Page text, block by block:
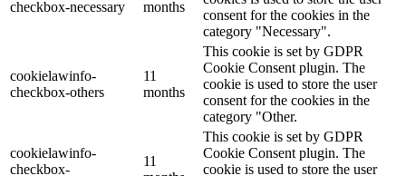
checkbox-necessary months
consent for the cookies in the
category "Necessary".
cookielawinfo-
checkbox-others
11
months
This cookie is set by GDPR
Cookie Consent plugin. The
cookie is used to store the user
consent for the cookies in the
category "Other.
cookielawinfo-
checkbox-
11
This cookie is set by GDPR
Cookie Consent plugin. The
cookie is used to store the user